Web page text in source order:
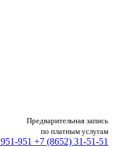
Предварительная запись
по платным услугам
951-951 +7 (8652) 31-51-51